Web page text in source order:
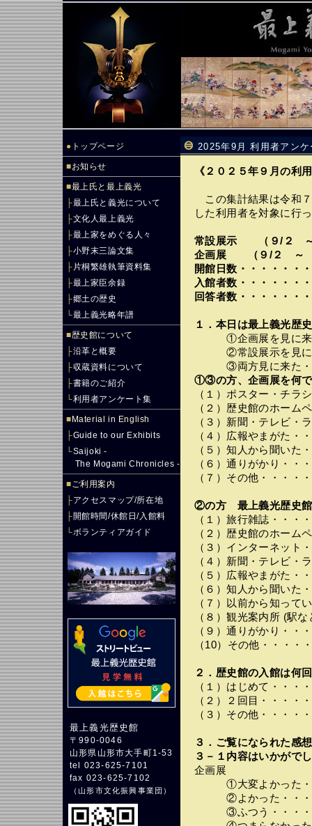
● トップページ
■お知らせ
■最上氏と最上義光
├最上氏と義光について
├文化人最上義光
├最上家をめぐる人々
├小野末三論文集
├ 片桐繁雄執筆資料集
├最上家臣余録
├郷土の歴史
└最上義光略年譜
■歴史館について
├沿革と概要
├収蔵資料について
├書籍のご紹介
└利用者アンケート集
■ Material in English
├Guide to our Exhibits
└Saijoki -
The Mogami Chronicles -
■ご利用案内
├アクセスマップ/所在地
├開館時間/休館日/入館料
└ボランティアガイド
最上義光歴史館
〒990-0046
山形県山形市大手町1-53
tel 023-625-7101
fax 023-625-7102
（山形市文化振興事業団 ）
2025年9月 利用者アン
《２０２５年９月の利
この集計結果は令和
した利用者を対象に行
常設展示 （９/２
企画展 （９/２ ～
開館日数・・・・・・
入館者数・・・・・・
回答者数・・・・・・
１．本日は最上義光歴
①企画展を見に来た
②常設展示を見に来
③両方見に来た・・
①③の方、企画展を何
（１）ポスター・チラ
（２）歴史館のホーム
（３）新聞・テレビ・
（４）広報やまがた・
（５）知人から聞いた
（６）通りがかり・・
（７）その他・・・・
②の方 最上義光歴史館
（１）旅行雑誌・・・
（２）歴史館のホーム
（３）インターネット
（４）新聞・テレビ・
（５）広報やまがた・
（６）知人から聞いた
（７）以前から知って
（８）観光案内所 (駅
（９）通りがかり・・
（10）その他・・・・
２．歴史館の入館は何
（１）はじめて・・・
（２）２回目・・・・
（３）その他・・・・
３．ご覧になられた感想
３－１内容はいかがで
企画展
①大変よかった・・
②よかった・・・・
③ふつう・・・・・